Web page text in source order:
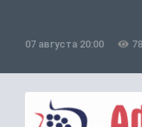
07 августа 20:00